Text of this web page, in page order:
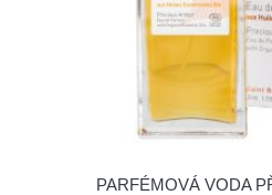
PARFÉMOVÁ VODA